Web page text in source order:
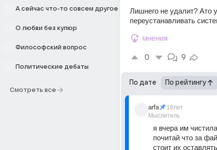
А сейчас что-то совсем другое
О любви без купюр
Философский вопрос
Политические дебаты
Смотреть все
Лишнего не удалит? Ато
переустанавливать
мнения
0 9
По дате По рейтингу
arfa
Мыслитель
16лет
я вчера им
почитай что за
стоит их